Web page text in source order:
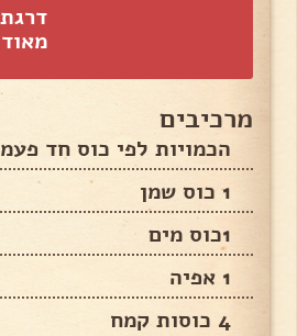
מאוד
מרכיבים
הכמויות לפי כוס חד
1 כוס שמן
1כוס מים
1 אפיה
4 כוסות קמח